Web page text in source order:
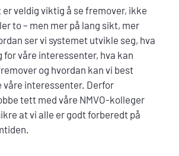
er veldig viktig å se fremover, ikke
to – men mer på lang sikt, mer
ser vi systemet utvikle seg, hva
våre interessenter, hva kan
og hvordan kan vi best
våre interessenter. Derfor
tett med våre NMVO-kolleger
at vi alle er godt forberedt på